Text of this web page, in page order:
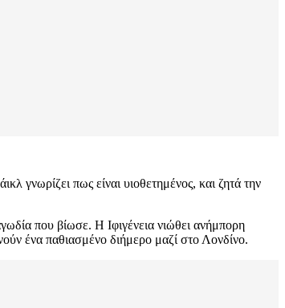
γνωρίζει πως είναι υιοθετημένος, και ζητά την
που βίωσε. Η Ιφιγένεια νιώθει ανήμπορη
ένα παθιασμένο διήμερο μαζί στο Λονδίνο.